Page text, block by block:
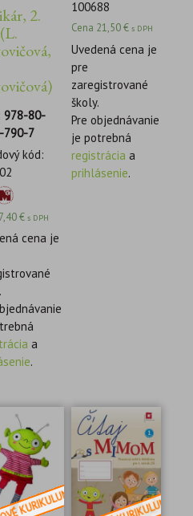
2.
978-80-
790-7
kód:
7,40€ s DPH
cena je
a
.
100688
Cena 21,50€ s DPH
Uvedená cena je
pre
zaregistrované
školy.
Pre objednávanie
je potrebná
registrácia a
prihlásenie.